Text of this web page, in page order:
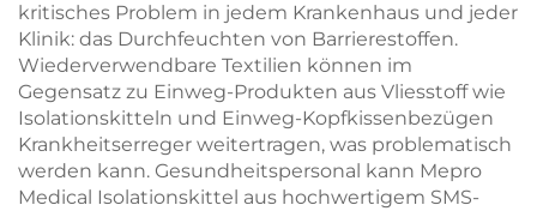
kritisches Problem in jedem Krankenhaus und jeder
Klinik: das Durchfeuchten von Barrierestoffen.
Wiederverwendbare Textilien können im
Gegensatz zu Einweg-Produkten aus Vliesstoff wie
Isolationskitteln und Einweg-Kopfkissenbezügen
Krankheitserreger weitertragen, was problematisch
werden kann. Gesundheitspersonal kann Mepro
Medical Isolationskittel aus hochwertigem SMS-